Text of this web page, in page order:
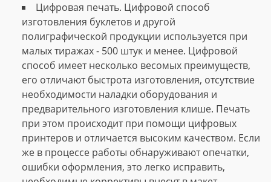
Цифровая печать. Цифровой способ
изготовления буклетов и другой
полиграфической продукции используется при
малых тиражах - 500 штук и менее. Цифровой
способ имеет несколько весомых преимуществ,
его отличают быстрота изготовления, отсутствие
необходимости наладки оборудования и
предварительного изготовления клише. Печать
при этом происходит при помощи цифровых
принтеров и отличается высоким качеством. Если
же в процессе работы обнаруживают опечатки,
ошибки оформления, это легко исправить,